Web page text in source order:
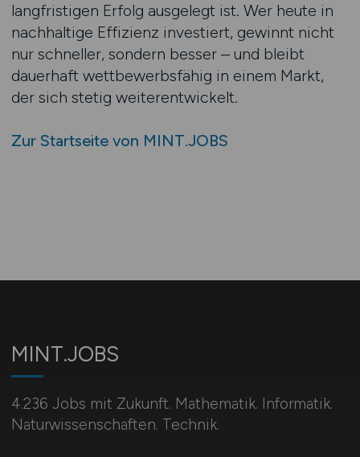
langfristigen Erfolg ausgelegt ist. Wer heute in
nachhaltige Effizienz investiert, gewinnt nicht
nur schneller, sondern besser – und bleibt
dauerhaft wettbewerbsfähig in einem Markt,
der sich stetig weiterentwickelt.
Zur Startseite von MINT.JOBS
MINT.JOBS
4.236 Jobs mit Zukunft. Mathematik. Informatik.
Naturwissenschaften. Technik.